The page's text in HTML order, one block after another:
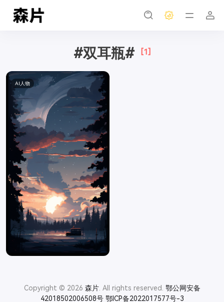
#双耳瓶# [1]
AI人物
Copyright © 2026 森片. All rights reserved. 鄂公网安备
42018502006508号 鄂ICP备2022017577号-3